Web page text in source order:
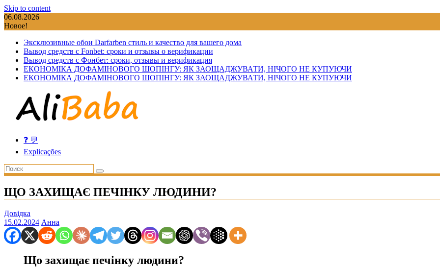
Skip to content
06.08.2026
Новое!
Эксклюзивные обои Darfarben стиль и качество для вашего дома
Вывод средств с Fonbet: сроки и отзывы о верификации
Вывод средств с Фонбет: сроки, отзывы и верификация
ЕКОНОМІКА ДОФАМІНОВОГО ШОПІНГУ: ЯК ЗАОЩАДЖУВАТИ, НІЧОГО НЕ КУПУЮЧИ
ЕКОНОМІКА ДОФАМІНОВОГО ШОПІНГУ: ЯК ЗАОЩАДЖУВАТИ, НІЧОГО НЕ КУПУЮЧИ
❓ 💬
Explicações
ЩО ЗАХИЩАЄ ПЕЧІНКУ ЛЮДИНИ?
Довідка
15.02.2024 Анна
Що захищає печінку людини?